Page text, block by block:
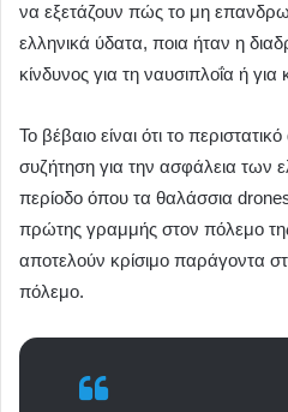
να εξετάζουν πώς το μη
ελληνικά ύδατα, ποια ήταν η
κίνδυνος για τη ναυσιπλοΐα ή για
Το βέβαιο είναι ότι το
συζήτηση για την ασφάλεια των
περίοδο όπου τα θαλάσσια
πρώτης γραμμής στον πόλεμο
αποτελούν κρίσιμο παράγοντα
πόλεμο.